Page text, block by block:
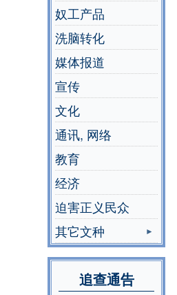
奴工产品
洗脑转化
媒体报道
宣传
文化
通讯, 网络
教育
经济
迫害正义民众
其它文种
追查通告